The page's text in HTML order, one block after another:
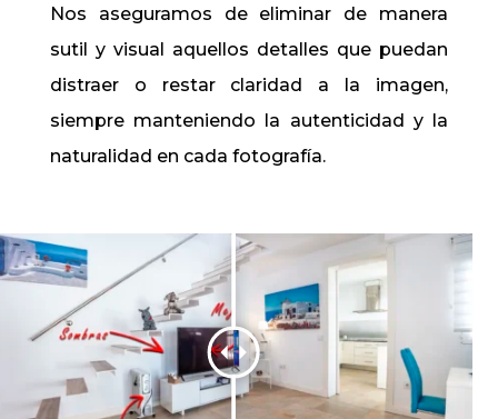
Nos aseguramos de eliminar de manera
sutil y visual aquellos detalles que puedan
distraer o restar claridad a la imagen,
siempre manteniendo la autenticidad y la
naturalidad en cada fotografía.